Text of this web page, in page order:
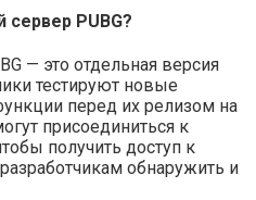
PUBG?
— это отдельная версия
тестируют новые
перед их релизом на
присоединиться к
получить доступ к
обнаружить и